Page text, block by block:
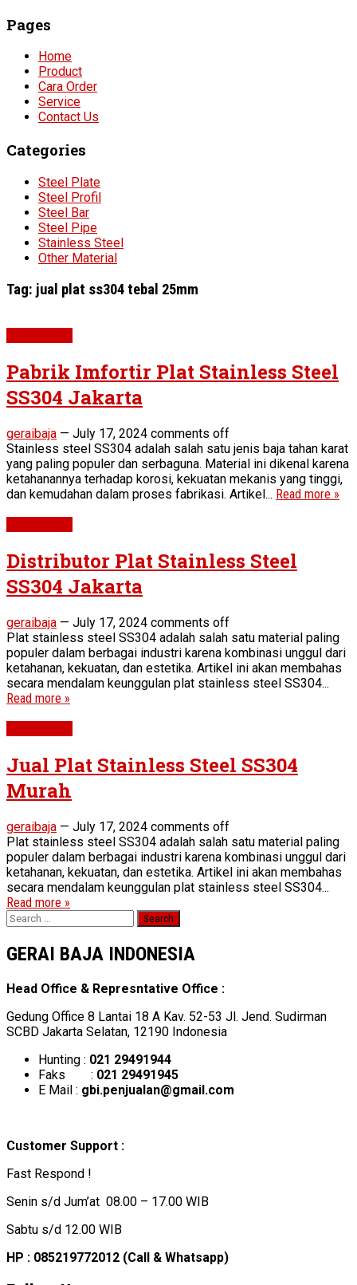
Pages
Home
Product
Cara Order
Service
Contact Us
Categories
Steel Plate
Steel Profil
Steel Bar
Steel Pipe
Stainless Steel
Other Material
Tag: jual plat ss304 tebal 25mm
Pabrik Imfortir Plat Stainless Steel
SS304 Jakarta
geraibaja — July 17, 2024 comments off
Stainless steel SS304 adalah salah satu jenis baja tahan karat
yang paling populer dan serbaguna. Material ini dikenal karena
ketahanannya terhadap korosi, kekuatan mekanis yang tinggi,
dan kemudahan dalam proses fabrikasi. Artikel... Read more »
Distributor Plat Stainless Steel
SS304 Jakarta
geraibaja — July 17, 2024 comments off
Plat stainless steel SS304 adalah salah satu material paling
populer dalam berbagai industri karena kombinasi unggul dari
ketahanan, kekuatan, dan estetika. Artikel ini akan membahas
secara mendalam keunggulan plat stainless steel SS304...
Read more »
Jual Plat Stainless Steel SS304
Murah
geraibaja — July 17, 2024 comments off
Plat stainless steel SS304 adalah salah satu material paling
populer dalam berbagai industri karena kombinasi unggul dari
ketahanan, kekuatan, dan estetika. Artikel ini akan membahas
secara mendalam keunggulan plat stainless steel SS304...
Read more »
Search
for:
GERAI BAJA INDONESIA
Head Office & Represntative Office :
Gedung Office 8 Lantai 18 A Kav. 52-53 Jl. Jend. Sudirman
SCBD Jakarta Selatan, 12190 Indonesia
Hunting : 021 29491944
Faks : 021 29491945
E Mail : gbi.penjualan@gmail.com
Customer Support :
Fast Respond !
Senin s/d Jum’at 08.00 – 17.00 WIB
Sabtu s/d 12.00 WIB
HP : 085219772012 (Call & Whatsapp)